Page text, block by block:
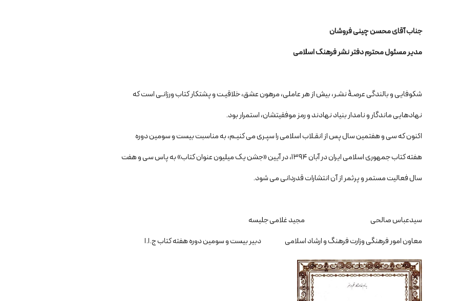
جناب آقای محسن چینی فروشان
مدیر مسئول محترم دفتر نشر فرهنگ اسلامی
شکوفایی و بالندگی عرصـۀ نشـر، بیش از هر عاملی، مرهون عشق، خلاقیـت و پشتکار کتاب ورزانـی است که
نهادهایی ماندگار و نامدار بنیاد نهادند و رمز موفقیتشان، استمرار بود.
اکنون که سی و هفتمین سال پس از انقـلاب اسلامی را سپـری می کنیـم، به مناسبت بیست و سومین دوره
هفته کتاب جمهوری اسلامی ایران در آبان ۱۳۹۴، در آیین «جشن یک میلیون عنوان کتاب» به پاس سی و هفت
سال فعالیت مستمر و پرثمر از آن انتشارات قدردانی می شود.
سیدعباس صالحی مجید غلامی جلیسه
معاون امور فرهنگی وزارت فرهنگ و ارشاد اسلامی دبیر بیست و سومین دوره هفته کتاب ج.ا.ا